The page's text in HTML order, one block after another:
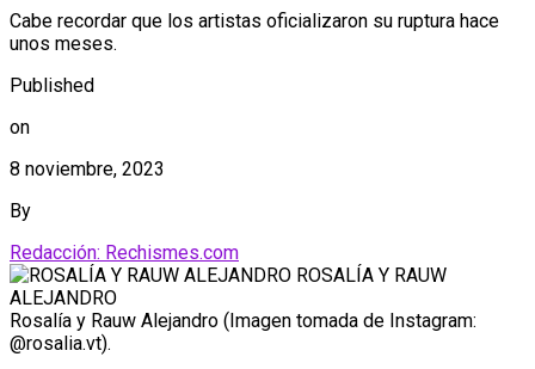
Cabe recordar que los artistas oficializaron su ruptura hace
unos meses.
Published
on
8 noviembre, 2023
By
Redacción: Rechismes.com
Rosalía y Rauw Alejandro (Imagen tomada de Instagram:
@rosalia.vt).